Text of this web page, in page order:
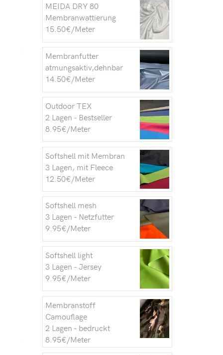
MEIDA DRY 80
Membranwattierung
15.50€/Meter
Membranfutter
atmungsaktiv,dehnbar
14.50€/Meter
Outdoor TEX
2 Lagen - Bestseller
8.95€/Meter
Softshell mit Membran
3 Lagen, mit Fleece
12.50€/Meter
Softshell mesh
3 Lagen - Netzfutter
9.95€/Meter
Softshell light
3 Lagen - Jersey
9.95€/Meter
Membranstoff
Camouflage
2 Lagen - bedruckt
8.95€/Meter